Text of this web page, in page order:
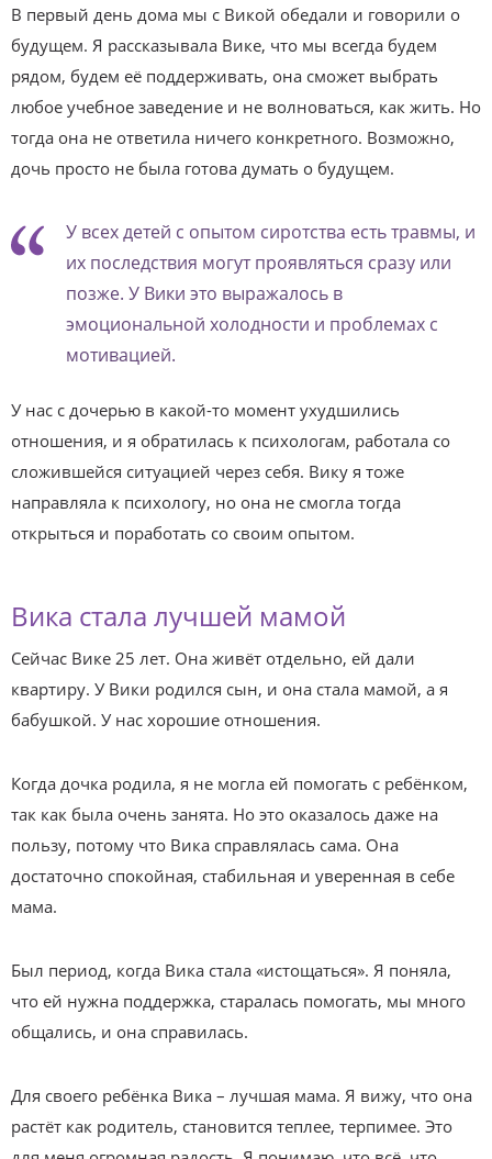
В первый день дома мы с Викой обедали и говорили о
будущем. Я рассказывала Вике, что мы всегда будем
рядом, будем её поддерживать, она сможет выбрать
любое учебное заведение и не волноваться, как жить. Но
тогда она не ответила ничего конкретного. Возможно,
дочь просто не была готова думать о будущем.
У всех детей с опытом сиротства есть травмы, и
их последствия могут проявляться сразу или
позже. У Вики это выражалось в
эмоциональной холодности и проблемах с
мотивацией.
У нас с дочерью в какой-то момент ухудшились
отношения, и я обратилась к психологам, работала со
сложившейся ситуацией через себя. Вику я тоже
направляла к психологу, но она не смогла тогда
открыться и поработать со своим опытом.
Вика стала лучшей мамой
Сейчас Вике 25 лет. Она живёт отдельно, ей дали
квартиру. У Вики родился сын, и она стала мамой, а я
бабушкой. У нас хорошие отношения.
Когда дочка родила, я не могла ей помогать с ребёнком,
так как была очень занята. Но это оказалось даже на
пользу, потому что Вика справлялась сама. Она
достаточно спокойная, стабильная и уверенная в себе
мама.
Был период, когда Вика стала «истощаться». Я поняла,
что ей нужна поддержка, старалась помогать, мы много
общались, и она справилась.
Для своего ребёнка Вика – лучшая мама. Я вижу, что она
растёт как родитель, становится теплее, терпимее. Это